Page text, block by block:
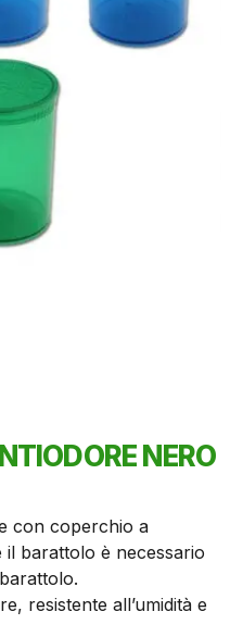
NERO
con coperchio a
barattolo è necessario
resistente all’umidità e